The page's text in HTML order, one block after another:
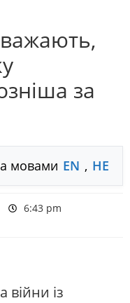
за
мовами EN , HE
6:43 pm
війни із